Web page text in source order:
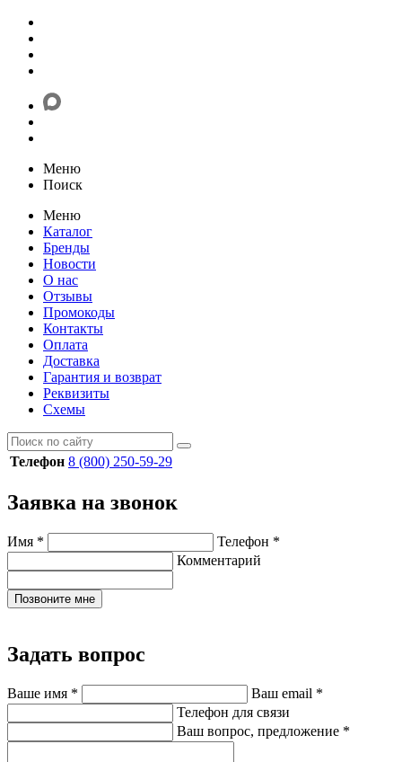
Меню
Поиск
Меню
Каталог
Бренды
Новости
О нас
Отзывы
Промокоды
Контакты
Оплата
Доставка
Гарантия и возврат
Реквизиты
Схемы
Телефон 8 (800) 250-59-29
Заявка на звонок
Имя * Телефон *
Комментарий
Позвоните мне
Задать вопрос
Ваше имя * Ваш email *
Телефон для связи
Ваш вопрос, предложение *